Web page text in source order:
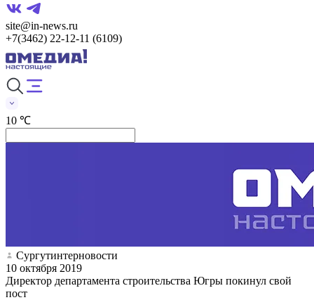
site@in-news.ru
+7(3462) 22-12-11 (6109)
10 ℃
Сургутинтерновости
10 октября 2019
Директор департамента строительства Югры покинул свой
пост